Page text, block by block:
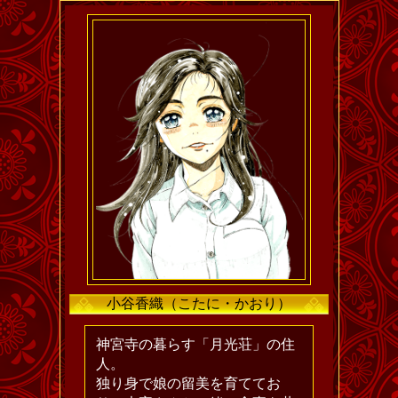
小谷香織（こたに・かおり）
神宮寺の暮らす「月光荘」の住
人。
独り身で娘の留美を育ててお